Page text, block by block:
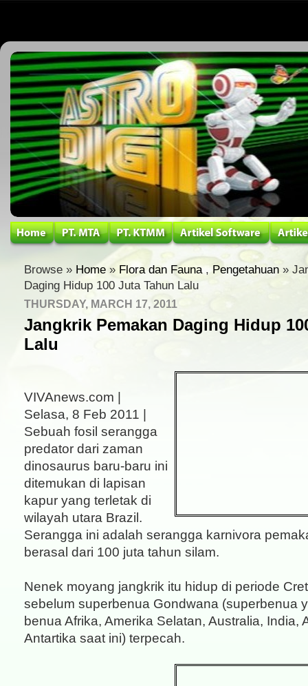
Browse » Home » Flora dan Fauna,Pengetahuan »
Daging Hidup 100 Juta Tahun Lalu
THURSDAY, MARCH 17, 2011
Jangkrik Pemakan Daging Hidup
Lalu
VIVAnews.com |
Selasa, 8 Feb 2011 |
Sebuah fosil serangga
predator dari zaman
dinosaurus baru-baru ini
ditemukan di lapisan
kapur yang terletak di
wilayah utara Brazil.
Serangga ini adalah serangga karnivora
berasal dari 100 juta tahun silam.
Nenek moyang jangkrik itu hidup di periode
sebelum superbenua Gondwana (superbenua
benua Afrika, Amerika Selatan, Australia, India,
Antartika saat ini) terpecah.